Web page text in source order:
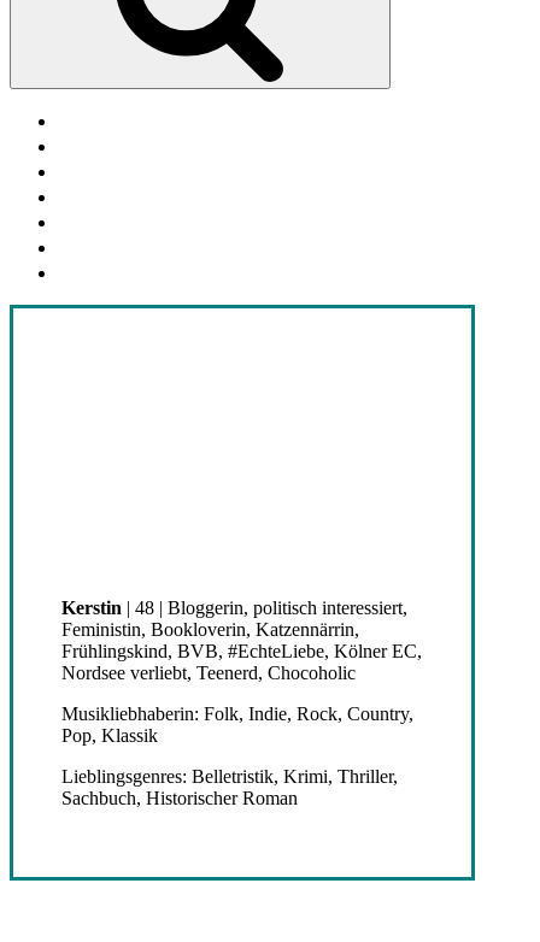
Kerstin | 48 | Bloggerin, politisch interessiert,
Feministin, Bookloverin, Katzennärrin,
Frühlingskind, BVB, #EchteLiebe, Kölner EC,
Nordsee verliebt, Teenerd, Chocoholic
Musikliebhaberin: Folk, Indie, Rock, Country,
Pop, Klassik
Lieblingsgenres: Belletristik, Krimi, Thriller,
Sachbuch, Historischer Roman